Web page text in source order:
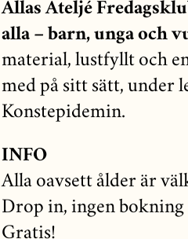
Allas Ateljé
alla – barn, unga och
material, lustfyllt och
med på sitt sätt, under
Konstepidemin.
INFO
Alla oavsett ålder är
Drop in, ingen bokning
Gratis!